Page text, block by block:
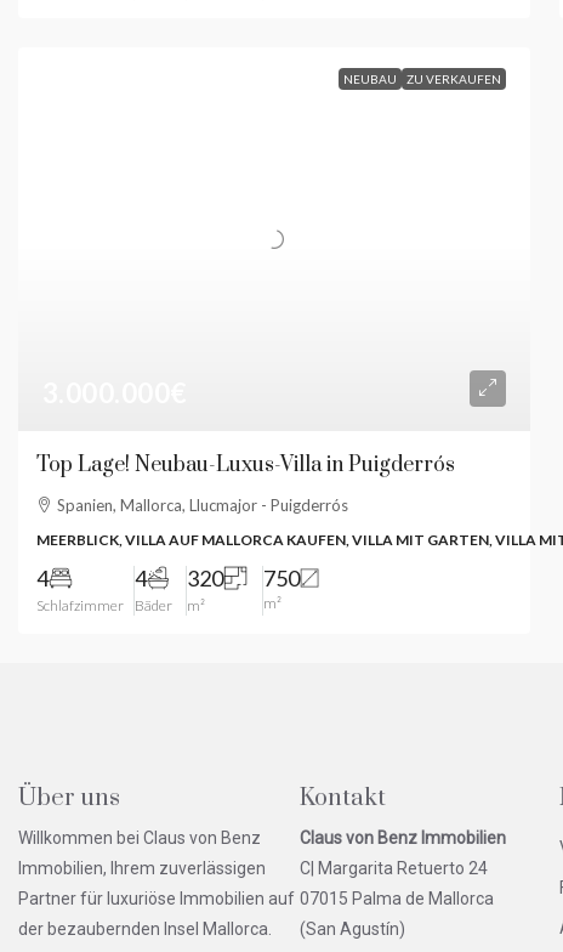
NEUBAU ZU VERKAUFEN
Top Lage! Neubau-Luxus-Villa in Puigderrós
Spanien, Mallorca, Llucmajor - Puigderrós
MEERBLICK, VILLA AUF MALLORCA KAUFEN, VILLA MIT GARTEN, VILLA
4
Schlafzimmer
4
Bäder
320
m²
750
m²
Über uns
Willkommen bei Claus von Benz
Immobilien, Ihrem zuverlässigen
Partner für luxuriöse Immobilien auf
der bezaubernden Insel Mallorca.
Kontakt
Claus von Benz Immobilien
C| Margarita Retuerto 24
07015 Palma de Mallorca
(San Agustín)